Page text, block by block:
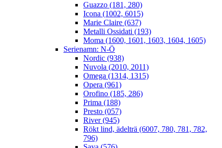
Guazzo (181, 280)
Icona (1002, 6015)
Marie Claire (637)
Metalli Ossidati (193)
Moma (1600, 1601, 1603, 1604, 1605)
Serienamn: N-Ö
Nordic (938)
Nuvola (2010, 2011)
Omega (1314, 1315)
Opera (961)
Orofino (185, 286)
Prima (188)
Presto (057)
River (945)
Rökt lind, ädelträ (6007, 780, 781, 782,
796)